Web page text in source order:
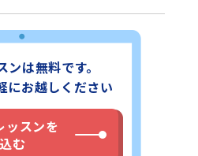
ンは無料です。
にお越しください
ッスンを
む